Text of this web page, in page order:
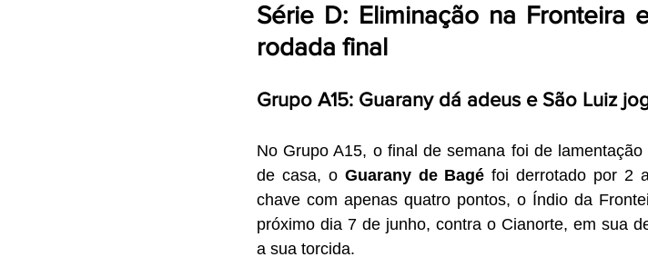
Série D: Eliminação na Fronteira
rodada final
Grupo A15: Guarany dá adeus e São Luiz
No Grupo A15, o final de semana foi de
de casa, o Guarany de Bagé foi derrotado por 2
chave com apenas quatro pontos, o Índio da
próximo dia 7 de junho, contra o Cianorte, em sua
a sua torcida.